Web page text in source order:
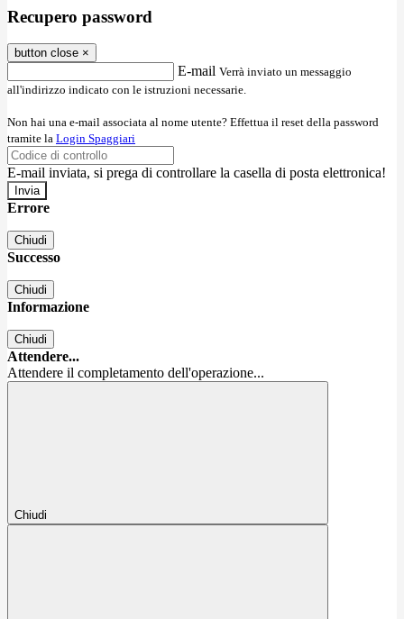
Recupero password
button close ×
E-mail Verrà inviato un messaggio
all'indirizzo indicato con le istruzioni necessarie.
Non hai una e-mail associata al nome utente? Effettua il reset della password
tramite la Login Spaggiari
E-mail inviata, si prega di controllare la casella di posta elettronica!
Errore
Chiudi
Successo
Chiudi
Informazione
Chiudi
Attendere...
Attendere il completamento dell'operazione...
Chiudi